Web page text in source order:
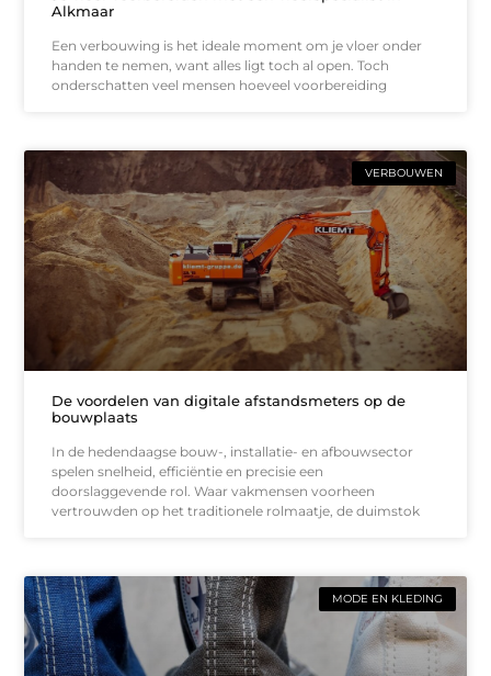
Alkmaar
Een verbouwing is het ideale moment om je vloer onder
handen te nemen, want alles ligt toch al open. Toch
onderschatten veel mensen hoeveel voorbereiding
VERBOUWEN
De voordelen van digitale afstandsmeters op de
bouwplaats
In de hedendaagse bouw-, installatie- en afbouwsector
spelen snelheid, efficiëntie en precisie een
doorslaggevende rol. Waar vakmensen voorheen
vertrouwden op het traditionele rolmaatje, de duimstok
MODE EN KLEDING